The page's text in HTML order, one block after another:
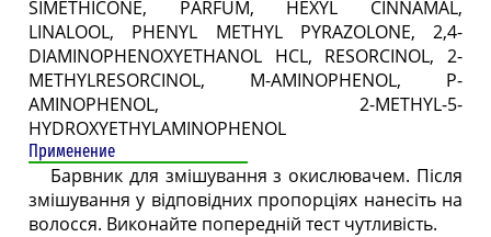
SIMETHICONE, PARFUM, HEXYL CINNAMAL,
LINALOOL, PHENYL METHYL PYRAZOLONE, 2,4-
DIAMINOPHENOXYETHANOL HCL, RESORCINOL, 2-
METHYLRESORCINOL, M-AMINOPHENOL, P-
AMINOPHENOL, 2-METHYL-5-
HYDROXYETHYLAMINOPHENOL
Применение
Барвник для змішування з окислювачем. Після
змішування у відповідних пропорціях нанесіть на
волосся. Виконайте попередній тест чутливість.